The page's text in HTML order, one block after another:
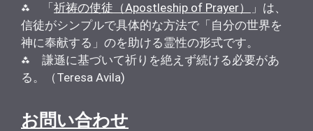
⁂ 「 祈祷の使徒（Apostleship of Prayer）
」は、
信徒がシンプルで具体的な方法で「自分の世界を
神に奉献する」のを助ける霊性の形式です。
⁂ 謙遜に基づいて祈りを絶えず続ける必要があ
る。（Teresa Avila)
お問い合わせ